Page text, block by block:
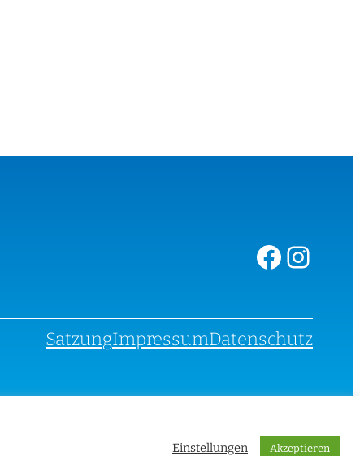
Facebook Instagram
SatzungImpressumDatenschutz
Einstellungen Akzeptieren